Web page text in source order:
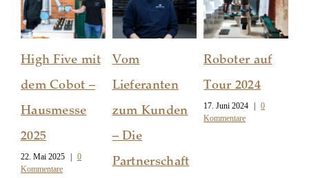
High Five mit
dem Cobot –
Hausmesse
2025
22. Mai 2025 | 0
Kommentare
Vom
Lieferanten
zum Kunden
– Die
Partnerschaft
Roboter auf
Tour 2024
17. Juni 2024 | 0
Kommentare